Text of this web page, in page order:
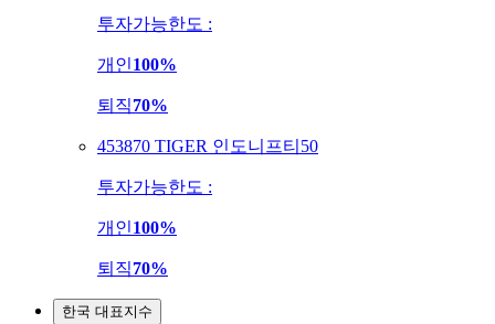
투자가능한도 :
개인100%
퇴직70%
453870 TIGER 인도니프티50
투자가능한도 :
개인100%
퇴직70%
한국 대표지수